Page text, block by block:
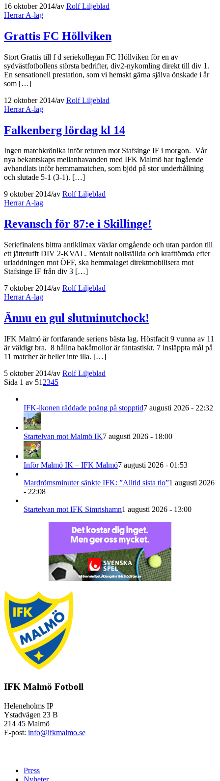
16 oktober 2014/av Rolf Liljeblad
Herrar A-lag
Grattis FC Höllviken
Stort Grattis till f d seriekollegan FC Höllviken för en av
sydvästfotbollens största bedrifter, div2-nykomling direkt till div 1.
En sensationell prestation, som vi hemskt gärna själva önskade i år
som […]
12 oktober 2014/av Rolf Liljeblad
Herrar A-lag
Falkenberg lördag kl 14
Ingen matchkrönika inför returen mot Stafsinge IF i morgon. Vår
nya bekantskaps mellanhavanden med IFK Malmö har ingående
avhandlats inför hemmamatchen, som bjöd på stor underhållning
och slutade 5-1 (3-1). […]
9 oktober 2014/av Rolf Liljeblad
Herrar A-lag
Revansch för 87:e i Skillinge!
Seriefinalens bittra antiklimax växlar omgående och utan pardon till
ett jättetufft DIV 2-KVAL. Mentalt nollställda och krafttömda efter
urladdningen mot ÖFF, ska hemmalaget direktmobilisera mot
Stafsinge IF från div 3 […]
7 oktober 2014/av Rolf Liljeblad
Herrar A-lag
Ännu en gul slutminutchock!
IFK Malmö är fortfarande seriens bästa lag. Höstfacit 9 vunna av 11
är väldigt bra. 8 hållna bakåtnollor är fantastiskt. 7 insläppta mål på
11 matcher är heller inte illa. […]
5 oktober 2014/av Rolf Liljeblad
Sida 1 av 51 2345
IFK-ikonen räddade poäng på stopptid7 augusti 2026 - 22:32
Startelvan mot Malmö IK7 augusti 2026 - 18:00
Inför Malmö IK – IFK Malmö7 augusti 2026 - 01:53
Mardrömsminuter sänkte IFK: ”Alltid sista tio”1 augusti 2026
- 22:08
Startelvan mot IFK Simrishamn1 augusti 2026 - 13:00
IFK Malmö Fotboll
Heleneholms IP
Ystadvägen 23 B
214 45 Malmö
E-post: info@ifkmalmo.se
Press
Nyheter